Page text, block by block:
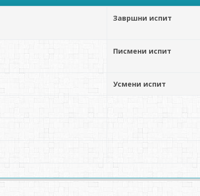
Завршни испит
Писмени испит
Усмени испит